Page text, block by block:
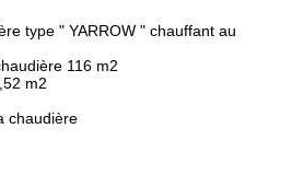
type " YARROW " chauffant au
116 m2
m2
chaudière